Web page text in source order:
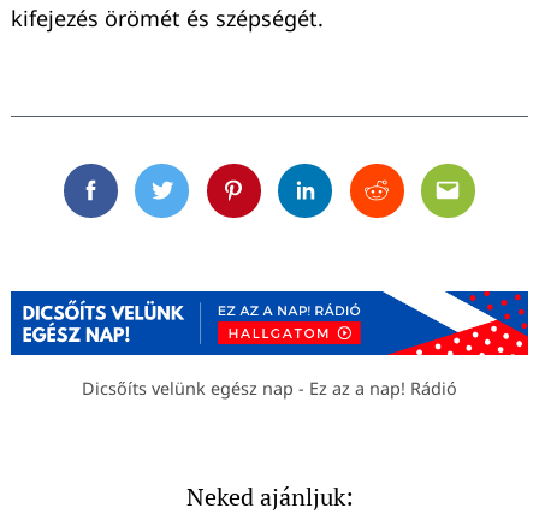
kifejezés örömét és szépségét.
FacebookTwitterPinterestLinkedinRedditEmail
Dicsőíts velünk egész nap - Ez az a nap! Rádió
Neked ajánljuk: